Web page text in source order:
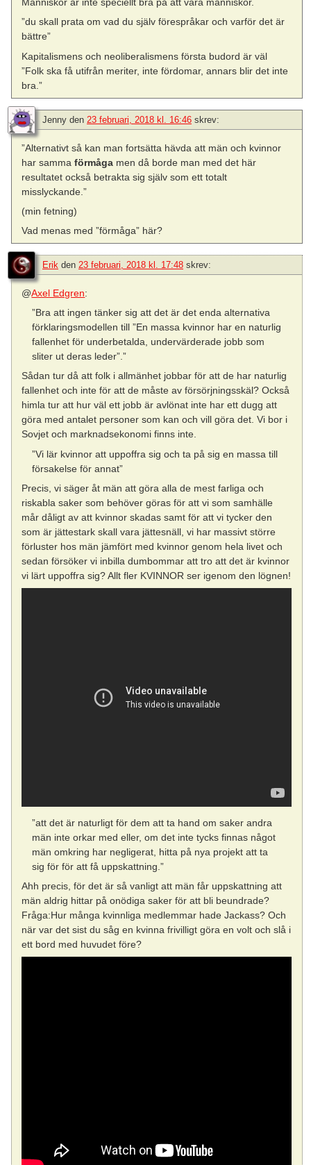
”du skall prata om vad du själv förespråkar och varför det är
bättre”
Kapitalismens och neoliberalismens första budord är väl
”Folk ska få utifrån meriter, inte fördomar, annars blir det inte
bra.”
Jenny den 23 februari, 2018 kl. 16:46 skrev:
”Alternativt så kan man fortsätta hävda att män och kvinnor
har sammaförmåga men då borde man med det här
resultatet också betrakta sig själv som ett totalt
misslyckande.”
(min fetning)
Vad menas med ”förmåga” här?
Erik den 23 februari, 2018 kl. 17:48 skrev:
@Axel Edgren:
”Bra att ingen tänker sig att det är det enda alternativa
förklaringsmodellen till ”En massa kvinnor har en naturlig
fallenhet för underbetalda, undervärderade jobb som
sliter ut deras leder”.”
Sådan tur då att folk i allmänhet jobbar för att de har naturlig
fallenhet och inte för att de måste av försörjningsskäl? Också
himla tur att hur väl ett jobb är avlönat inte har ett dugg att
göra med antalet personer som kan och vill göra det. Vi bor i
Sovjet och marknadsekonomi finns inte.
”Vi lär kvinnor att uppoffra sig och ta på sig en massa till
försakelse för annat”
Precis, vi säger åt män att göra alla de mest farliga och
riskabla saker som behöver göras för att vi som samhälle
mår dåligt av att kvinnor skadas samt för att vi tycker den
som är jättestark skall vara jättesnäll, vi har massivt större
förluster hos män jämfört med kvinnor genom hela livet och
sedan försöker vi inbilla dumbommar att tro att det är kvinnor
vi lärt uppoffra sig? Allt fler KVINNOR ser igenom den lögnen!
”att det är naturligt för dem att ta hand om saker andra
män inte orkar med eller, om det inte tycks finnas något
män omkring har negligerat, hitta på nya projekt att ta
sig för för att få uppskattning.”
Ahh precis, för det är så vanligt att män får uppskattning att
män aldrig hittar på onödiga saker för att bli beundrade?
Fråga:Hur många kvinnliga medlemmar hade Jackass? Och
när var det sist du såg en kvinna frivilligt göra en volt och slå i
ett bord med huvudet före?